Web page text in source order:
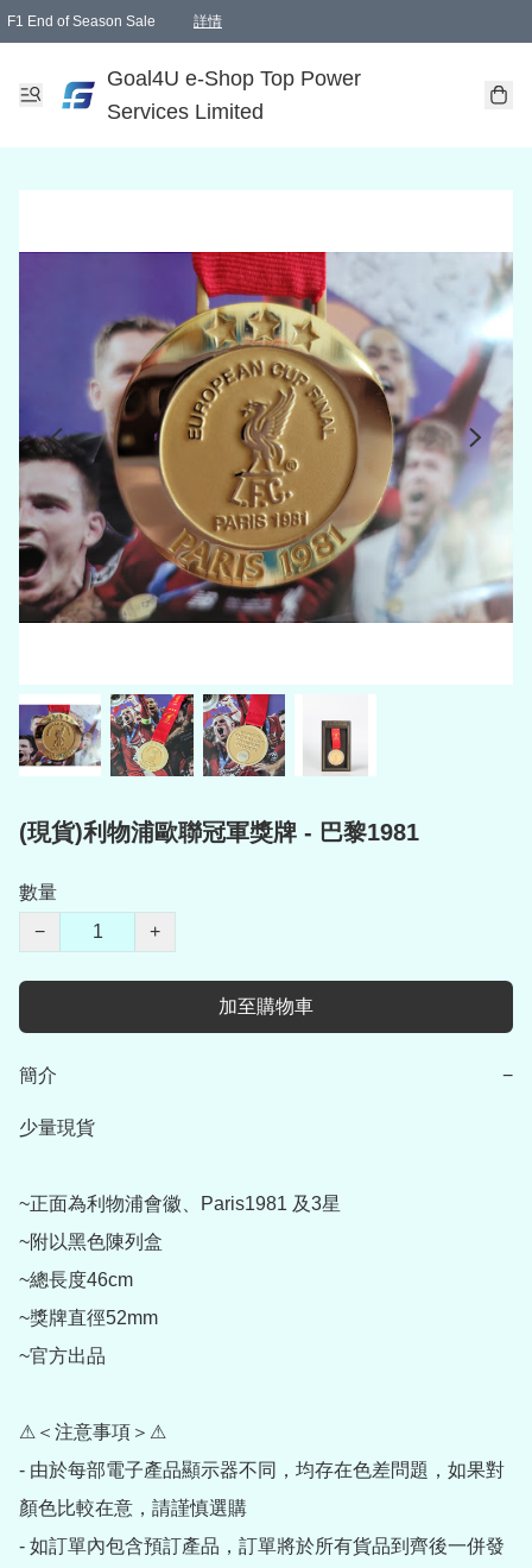
F1 End of Season Sale 詳情
Goal4U e-Shop Top Power
Services Limited
(現貨)利物浦歐聯冠軍獎牌 - 巴黎1981
數量
−
+
加至購物車
簡介 −
少量現貨
~正面為利物浦會徽、Paris1981 及3星
~附以黑色陳列盒
~總長度46cm
~獎牌直徑52mm
~官方出品
⚠＜注意事項＞⚠
- 由於每部電子產品顯示器不同，均存在色差問題，如果對
顏色比較在意，請謹慎選購
- 如訂單內包含預訂產品，訂單將於所有貨品到齊後一併發